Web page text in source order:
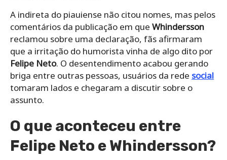
A indireta do piauiense não citou nomes, mas pelos
comentários da publicação em que Whindersson
reclamou sobre uma declaração, fãs afirmaram
que a irritação do humorista vinha de algo dito por
Felipe Neto. O desentendimento acabou gerando
briga entre outras pessoas, usuários da rede social
tomaram lados e chegaram a discutir sobre o
assunto.
O que aconteceu entre
Felipe Neto e Whindersson?